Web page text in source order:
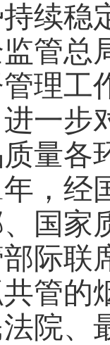
续稳
管总
理工
一步
量各
年，经
国家
际联
管的
院、